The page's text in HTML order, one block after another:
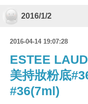
2016/1/2
2016-04-14 19:07:28
ESTEE
美持妝粉底
#36(7ml)